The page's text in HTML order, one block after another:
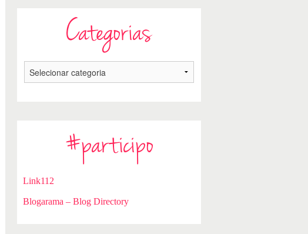
Categorias
#participo
Link112
Blogarama – Blog Directory